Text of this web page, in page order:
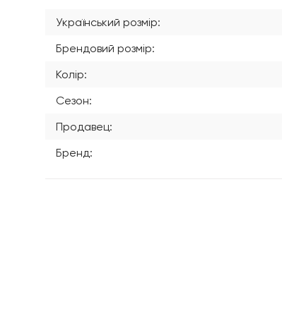
Український розмір:
Брендовий розмір:
Колір:
Сезон:
Продавец:
Бренд: